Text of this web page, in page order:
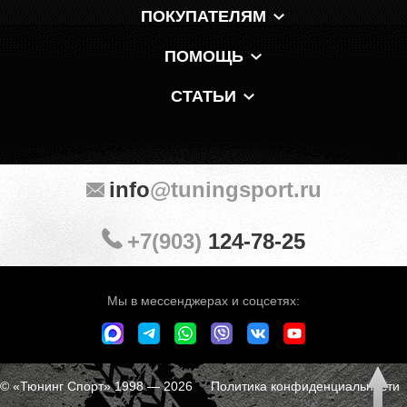
ПОКУПАТЕЛЯМ
ПОМОЩЬ
СТАТЬИ
Мы в мессенджерах и соцсетях:
info@tuningsport.ru
+7(903) 124-78-25
© «Тюнинг Спорт» 1998 — 2026Политика конфиденциальности